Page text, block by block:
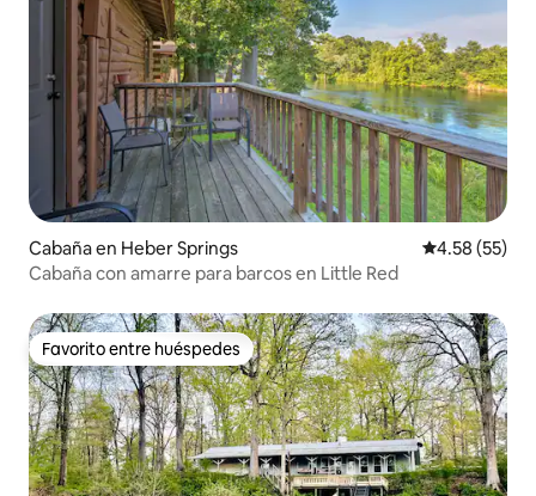
Cabaña en Heber Springs Calificación
4.58 (55)
Cabaña con amarre para barcos en Little Red
Favorito entre huéspedes
Favorito entre huéspedes